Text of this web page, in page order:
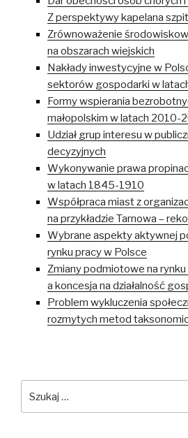
Z perspektywy kapelana
Zrównoważenie
na obszarach wiejskich
Nakłady inwestycyjne w
sektorów gospodarki w
Formy wspierania
małopolskim w latach 2010-
Udział grup interesu w
decyzyjnych
Wykonywanie prawa
w latach 1845-1910
Współpraca miast z
na przykładzie Tarnowa –
Wybrane aspekty aktywnej
rynku pracy w Polsce
Zmiany podmiotowe na
a koncesja na działalność
Problem wykluczenia
rozmytych metod